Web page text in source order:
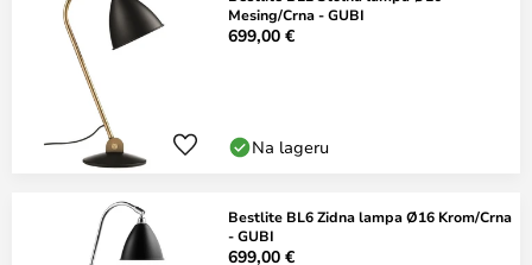
Mesing/Crna - GUBI
699,00 €
Na lageru
Bestlite BL6 Zidna lampa Ø16 Krom/Crna
- GUBI
699,00 €